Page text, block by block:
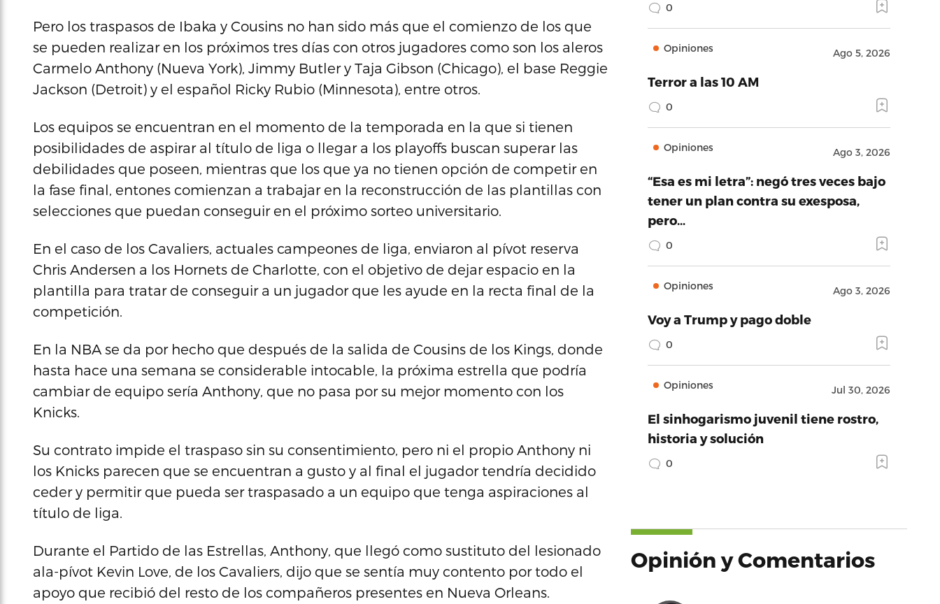
Pero los traspasos de Ibaka y Cousins no han sido más que el comienzo de los que
se pueden realizar en los próximos tres días con otros jugadores como son los aleros
Carmelo Anthony (Nueva York), Jimmy Butler y Taja Gibson (Chicago), el base Reggie
Jackson (Detroit) y el español Ricky Rubio (Minnesota), entre otros.
Los equipos se encuentran en el momento de la temporada en la que si tienen
posibilidades de aspirar al título de liga o llegar a los playoffs buscan superar las
debilidades que poseen, mientras que los que ya no tienen opción de competir en
la fase final, entones comienzan a trabajar en la reconstrucción de las plantillas con
selecciones que puedan conseguir en el próximo sorteo universitario.
En el caso de los Cavaliers, actuales campeones de liga, enviaron al pívot reserva
Chris Andersen a los Hornets de Charlotte, con el objetivo de dejar espacio en la
plantilla para tratar de conseguir a un jugador que les ayude en la recta final de la
competición.
En la NBA se da por hecho que después de la salida de Cousins de los Kings, donde
hasta hace una semana se considerable intocable, la próxima estrella que podría
cambiar de equipo sería Anthony, que no pasa por su mejor momento con los
Knicks.
Su contrato impide el traspaso sin su consentimiento, pero ni el propio Anthony ni
los Knicks parecen que se encuentran a gusto y al final el jugador tendría decidido
ceder y permitir que pueda ser traspasado a un equipo que tenga aspiraciones al
título de liga.
Durante el Partido de las Estrellas, Anthony, que llegó como sustituto del lesionado
ala-pívot Kevin Love, de los Cavaliers, dijo que se sentía muy contento por todo el
apoyo que recibió del resto de los compañeros presentes en Nueva Orleans.
0
Opiniones Ago 5, 2026
Terror a las 10 AM
0
Opiniones Ago 3, 2026
“Esa es mi letra”: negó tres veces bajo
tener un plan contra su exesposa,
pero…
0
Opiniones Ago 3, 2026
Voy a Trump y pago doble
0
Opiniones Jul 30, 2026
El sinhogarismo juvenil tiene rostro,
historia y solución
0
Opinión y Comentarios